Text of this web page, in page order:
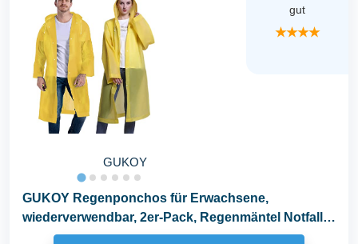
GUKOY
gut
★★★★
GUKOY Regenponchos für Erwachsene,
wiederverwendbar, 2er-Pack, Regenmäntel Notfall
für Frauen...